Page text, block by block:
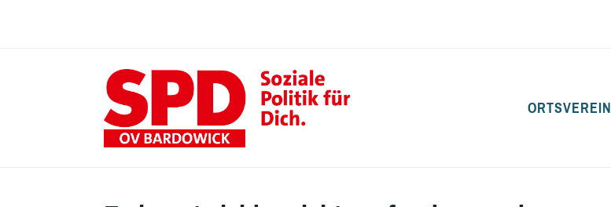
ORTSVEREIN